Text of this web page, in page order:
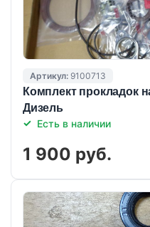
Артикул: 9100713
Комплект прокладок
Дизель
Есть в наличии
1 900 руб.